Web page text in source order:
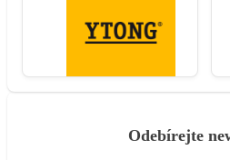
Odebírejte